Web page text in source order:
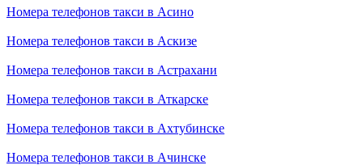
Номера телефонов такси в Асино
Номера телефонов такси в Аскизе
Номера телефонов такси в Астрахани
Номера телефонов такси в Аткарске
Номера телефонов такси в Ахтубинске
Номера телефонов такси в Ачинске